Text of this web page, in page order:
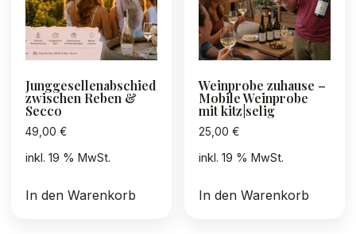
Junggesellenabschied
zwischen Reben &
Secco
49,00 €
inkl. 19 % MwSt.
In den Warenkorb
Weinprobe zuhause –
Mobile Weinprobe
mit kitz|selig
25,00€
inkl. 19 % MwSt.
In den Warenkorb